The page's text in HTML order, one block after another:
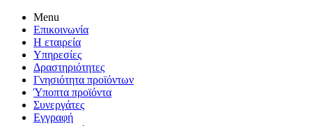
Menu
Επικοινωνία
Η εταιρεία
Υπηρεσίες
Δραστηριότητες
Γνησιότητα προϊόντων
Ύποπτα προϊόντα
Συνεργάτες
Εγγραφή